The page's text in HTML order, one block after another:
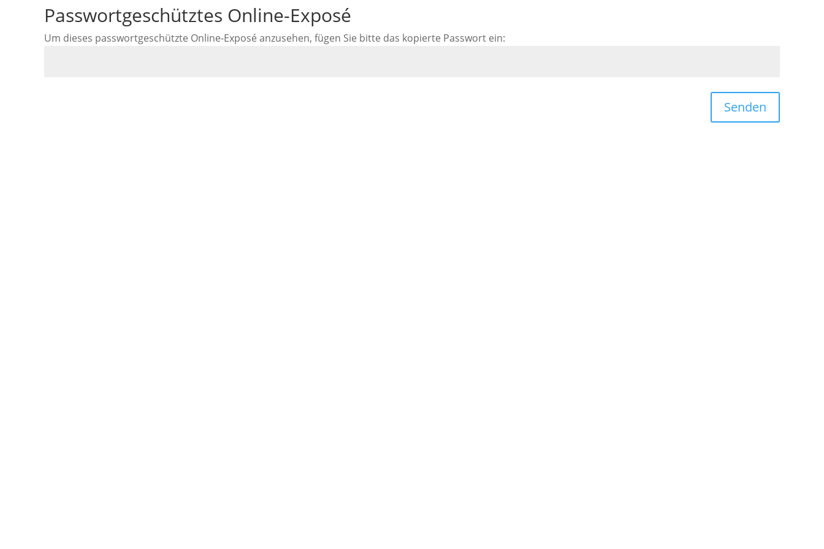
Passwortgeschütztes Online-Exposé
Um dieses passwortgeschützte Online-Exposé anzusehen, fügen Sie bitte das kopierte Passwort ein:
Senden